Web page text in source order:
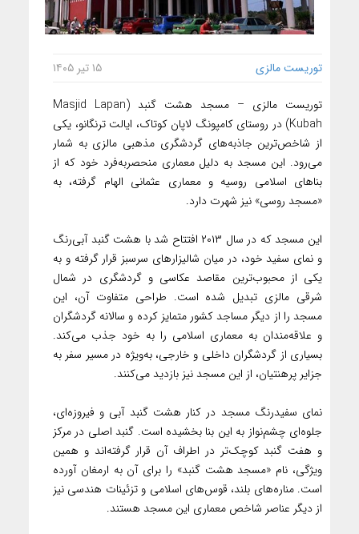
توریست مالزی ۱۵ تیر ۱۴۰۵
توریست مالزی – مسجد هشت گنبد (Masjid Lapan
Kubah) در روستای کامپونگ لاپان کوتاک، ایالت ترنگانو، یکی
از شاخص‌ترین جاذبه‌های گردشگری مذهبی مالزی به شمار
می‌رود. این مسجد به دلیل معماری منحصربه‌فرد خود که از
بناهای اسلامی روسیه و معماری عثمانی الهام گرفته، به
«مسجد روسی» نیز شهرت دارد.
این مسجد که در سال ۲۰۱۳ افتتاح شد با هشت گنبد آبی‌رنگ
و نمای سفید خود، در میان شالیزارهای سرسبز قرار گرفته و به
یکی از محبوب‌ترین مقاصد عکاسی و گردشگری در شمال
شرقی مالزی تبدیل شده است. طراحی متفاوت آن، این
مسجد را از دیگر مساجد کشور متمایز کرده و سالانه گردشگران
و علاقه‌مندان به معماری اسلامی را به خود جذب می‌کند.
بسیاری از گردشگران داخلی و خارجی، به‌ویژه در مسیر سفر به
جزایر پرهنتیان، از این مسجد نیز بازدید می‌کنند.
نمای سفیدرنگ مسجد در کنار هشت گنبد آبی و فیروزه‌ای،
جلوه‌ای چشم‌نواز به این بنا بخشیده است. گنبد اصلی در مرکز
و هفت گنبد کوچک‌تر در اطراف آن قرار گرفته‌اند و همین
ویژگی، نام «مسجد هشت گنبد» را برای آن به ارمغان آورده
است. مناره‌های بلند، قوس‌های اسلامی و تزئینات هندسی نیز
از دیگر عناصر شاخص معماری این مسجد هستند.